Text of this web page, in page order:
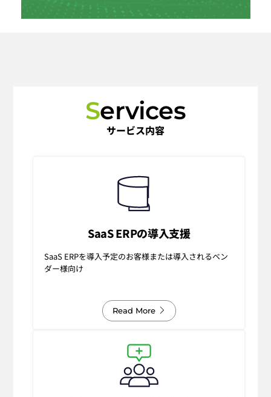
Services
サービス内容
SaaS ERPの導入支援
SaaS ERPを導入予定のお客様または導入されるベン
ダー様向け
Read More